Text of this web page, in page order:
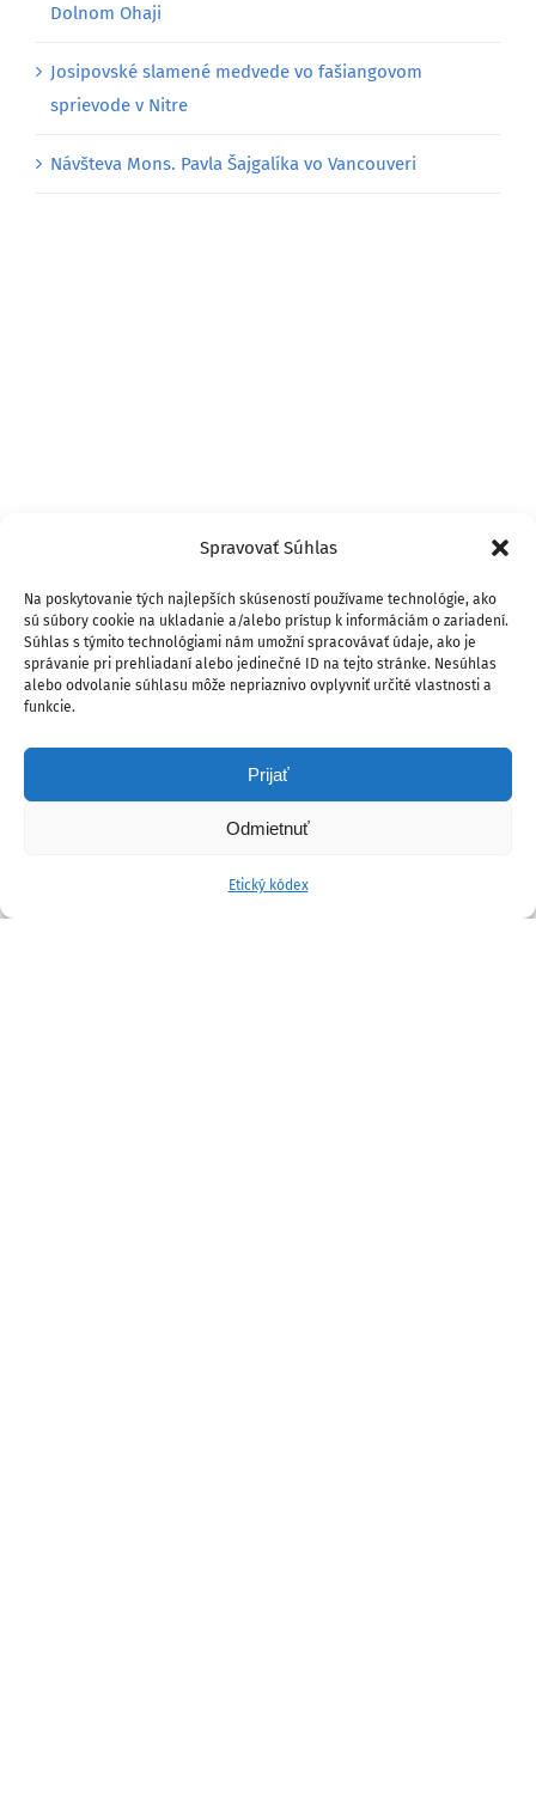
Spravovať Súhlas
Na poskytovanie tých najlepších skúseností používame technológie, ako
sú súbory cookie na ukladanie a/alebo prístup k informáciám o zariadení.
Súhlas s týmito technológiami nám umožní spracovávať údaje, ako je
správanie pri prehliadaní alebo jedinečné ID na tejto stránke. Nesúhlas
alebo odvolanie súhlasu môže nepriaznivo ovplyvniť určité vlastnosti a
funkcie.
Prijať
Odmietnuť
Etický kódex
Dolnom Ohaji
Josipovské slamené medvede vo fašiangovom
sprievode v Nitre
Návšteva Mons. Pavla Šajgalíka vo Vancouveri